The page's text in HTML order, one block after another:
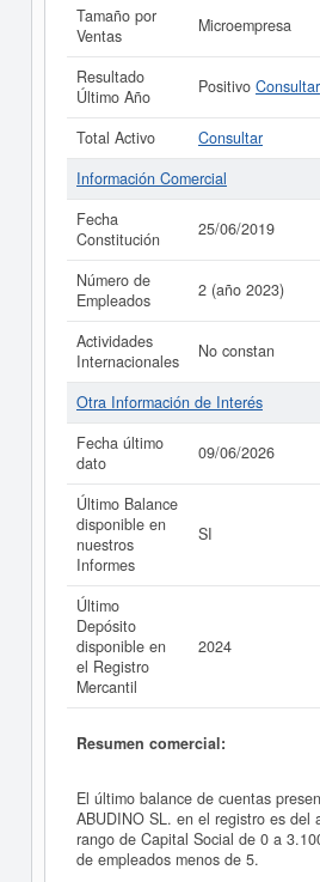
Tamaño por
Ventas
Microempresa
Resultado
Último Año
Positivo Consultar
Total Activo
Consultar
Información Comercial
Fecha
Constitución
25/06/2019
Número de
Empleados
2 (año 2023)
Actividades
Internacionales
No constan
Otra Información de Interés
Fecha último
dato
09/06/2026
Último Balance
disponible en
nuestros
Informes
SI
Último
Depósito
disponible en
el Registro
Mercantil
2024
Resumen comercial:
El último balance de cuentas
ABUDINO SL. en el registro es del
rango de Capital Social de 0 a
de empleados menos de 5.